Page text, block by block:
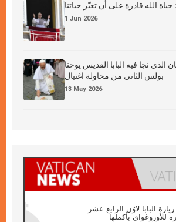
حياة الله قادرة على أن تغيّر حياتنا
1 Jun 2026
الذي نجا فيه البابا القديس يوحنا
بولس الثاني من محاولة اغتيال
13 May 2026
البابا لاوُن الرابع عشر
بأكملها